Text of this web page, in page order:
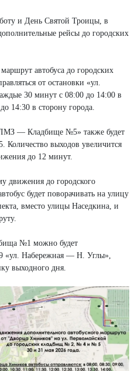
и День Святой Троицы, в
рейсы до городских
автобуса до городских
от остановки «ул.
30 минут с 08:00 до 14:00 в
14:30 в сторону города.
— Кладбище №5» также будет
выходов увеличится
до 12 минут.
движения до городского
будет поворачивать на улицу
вместо улицы Наседкина, и
№1 можно будет
«ул. Набережная — Н. Углы»,
выходного дня.